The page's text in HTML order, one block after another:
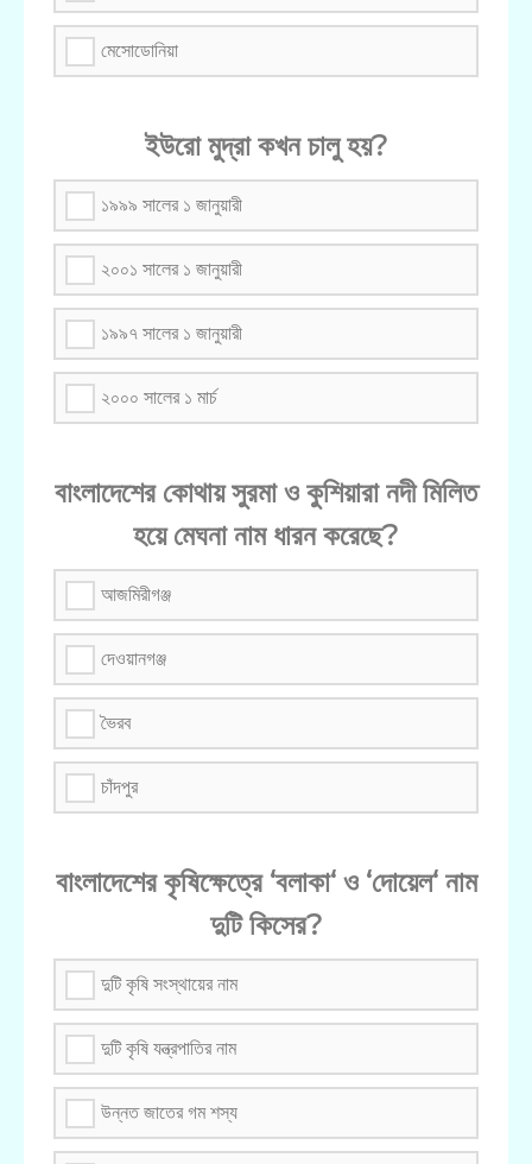
মেসোডোনিয়া
ইউরো মুদ্রা কখন চালু হয়?
১৯৯৯ সালের ১ জানুয়ারী
২০০১ সালের ১ জানুয়ারী
১৯৯৭ সালের ১ জানুয়ারী
২০০০ সালের ১ মার্চ
বাংলাদেশের কোথায় সুরমা ও কুশিয়ারা নদী মিলিত
হয়ে মেঘনা নাম ধারন করেছে?
আজমিরীগঞ্জ
দেওয়ানগঞ্জ
ভৈরব
চাঁদপুর
বাংলাদেশের কৃষিক্ষেত্রে ‘বলাকা‘ ও ‘দোয়েল‘ নাম
দুটি কিসের?
দুটি কৃষি সংস্থায়ের নাম
দুটি কৃষি যন্ত্রপাতির নাম
উন্নত জাতের গম শস্য